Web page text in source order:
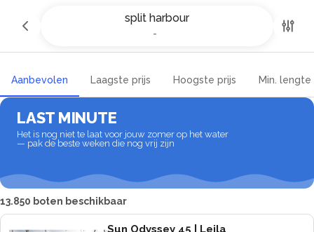
split harbour
-
Jachtcharter en bootverhuur in
split harbour
Aanbevolen Laagste prijs Hoogste prijs Min. lengte
LAST MINUTE
Het is nog niet te laat voor jouw zomer op het water
— pak de beste weken die nog vrij zijn
13.850 boten beschikbaar
Sun Odyssey 45 | Lejla